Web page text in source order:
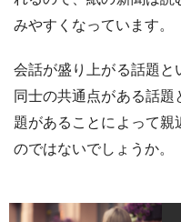
みやすくなっています。
会話が盛り上がる話題と
同士の共通点がある話
題があることによって親
のではないでしょうか。